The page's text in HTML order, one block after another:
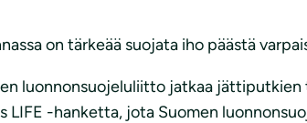
on tärkeää suojata iho päästä
luonnonsuojeluliitto jatkaa jättiputkien
LIFE -hanketta, jota Suomen